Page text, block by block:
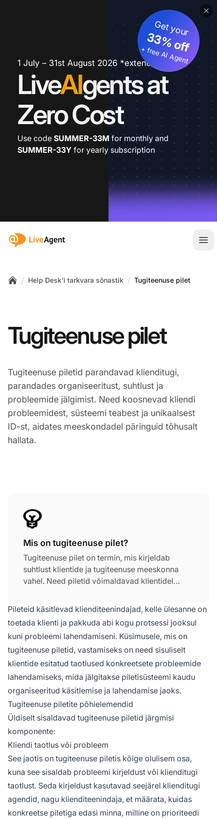
1 July – 31st August 2026 *extended
LiveAIgents at
Zero Cost
Get your
33% off
+ free AI Agent
Use code SUMMER-33M for monthly and
SUMMER-33Y for yearly subscription
:site.title
/ Help Desk'i tarkvara sõnastik / Tugiteenuse pilet
Tugiteenuse pilet
Tugiteenuse piletid parandavad klienditugi,
parandades organiseeritust, suhtlust ja
probleemide jälgimist. Need koosnevad kliendi
probleemidest, süsteemi teabest ja unikaalsest
ID-st, aidates meeskondadel päringuid tõhusalt
hallata.
Mis on tugiteenuse pilet?
Tugiteenuse pilet on termin, mis kirjeldab
suhtlust klientide ja tugiteenuse meeskonna
vahel. Need piletid võimaldavad klientidel
et teavitada neid oma probleemist või murest.
Tugiteenuse piletid saab piletisüsteem. Igal
piletil on oma unikaalne ID, mis aitab seda
paremini organiseerida ja jälgida.
Pileteid käsitlevad klienditeenindajad, kelle ülesanne on
toetada klienti ja pakkuda abi kogu protsessi jooksul
kuni probleemi lahendamiseni. Küsimusele, mis on
tugiteenuse piletid, vastamiseks on need sisuliselt
klientide esitatud taotlused konkreetsete probleemide
lahendamiseks, mida jälgitakse piletisüsteemi kaudu
organiseeritud käsitlemise ja lahendamise jaoks.
Tugiteenuse piletite põhielemendid
Üldiselt sisaldavad tugiteenuse piletid järgmisi
komponente:
Kliendi taotlus või probleem
See jaotis on tugiteenuse piletis kõige olulisem osa,
kuna see sisaldab probleemi kirjeldust või klienditugi
taotlust. Seda kirjeldust kasutavad seejärel klienditugi
agendid, nagu klienditeenindaja, et määrata, kuidas
konkreetse piletiga edasi minna, milline on prioriteedi